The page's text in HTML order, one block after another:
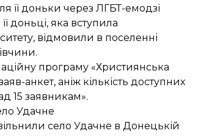
її доньки через ЛГБТ-емодзі
доньці, яка вступила
відмовили в поселенні
програму «Християнська
анкет, аніж кількість доступних
15 заявникам».
Удачне
село Удачне в Донецькій